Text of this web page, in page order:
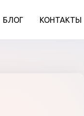
БЛОГ КОНТАКТЫ